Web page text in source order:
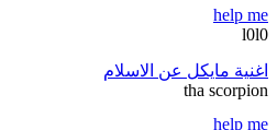
help me
l0l0
اغنية مايكل عن الاسلام
tha scorpion
help me